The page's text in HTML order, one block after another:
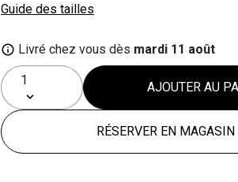
Guide des tailles
Livré chez vous dès mardi 11 août
AJOUTER AU
RÉSERVER EN MAGASIN